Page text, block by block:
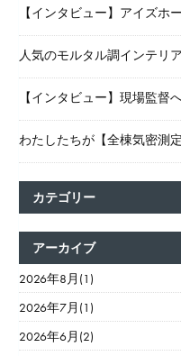
【インタビュー】アイズホ
人気のモルタル調インテリ
【インタビュー】現場監督
わたしたちが【全棟気密測
カテゴリー
アーカイブ
2026年8月(1)
2026年7月(1)
2026年6月(2)